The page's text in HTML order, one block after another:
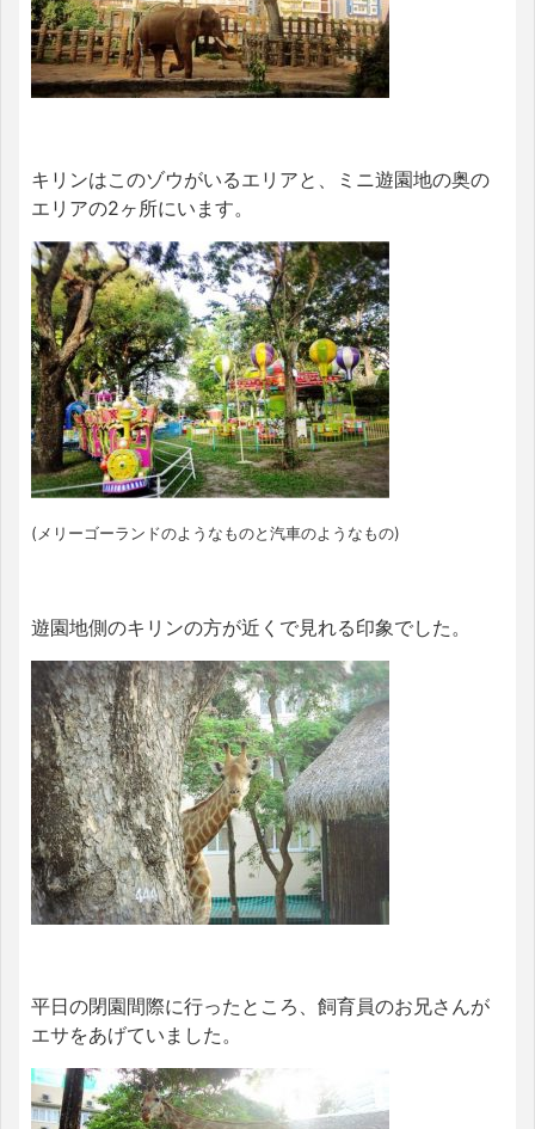
キリンはこのゾウがいるエリアと、ミニ遊園地の奥の
エリアの2ヶ所にいます。
(メリーゴーランドのようなものと汽車のようなもの)
遊園地側のキリンの方が近くで見れる印象でした。
平日の閉園間際に行ったところ、飼育員のお兄さんが
エサをあげていました。